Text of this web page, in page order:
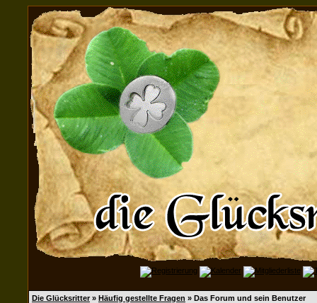
Die Glücksritter » Häufig gestellte Fragen » Das Forum und sein Benutzer